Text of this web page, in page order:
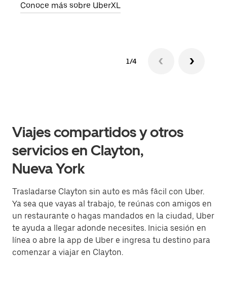
Conoce más sobre UberXL
1/4
Viajes compartidos y otros
servicios en Clayton,
Nueva York
Trasladarse Clayton sin auto es más fácil con Uber.
Ya sea que vayas al trabajo, te reúnas con amigos en
un restaurante o hagas mandados en la ciudad, Uber
te ayuda a llegar adonde necesites. Inicia sesión en
línea o abre la app de Uber e ingresa tu destino para
comenzar a viajar en Clayton.